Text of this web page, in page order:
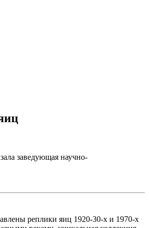
заведующая научно-
реплики яиц 1920-30-х и 1970-х